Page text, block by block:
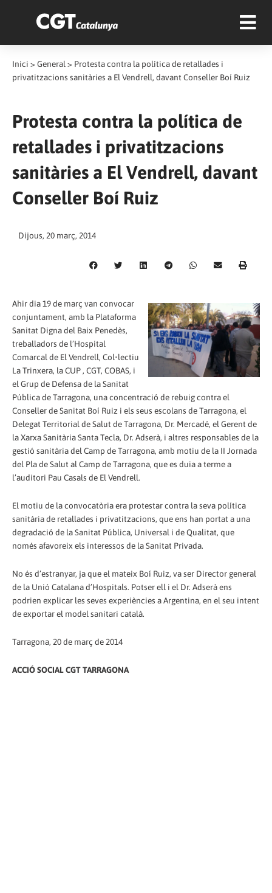
Inici > General > Protesta contra la política de retallades i
privatitzacions sanitàries a El Vendrell, davant Conseller Boí Ruiz
Protesta contra la política de
retallades i privatitzacions
sanitàries a El Vendrell, davant
Conseller Boí Ruiz
Dijous, 20 març, 2014
Ahir dia 19 de març van convocar
conjuntament, amb la Plataforma
Sanitat Digna del Baix Penedès,
treballadors de l’Hospital
Comarcal de El Vendrell, Col•lectiu
La Trinxera, la CUP , CGT, COBAS, i
el Grup de Defensa de la Sanitat
Pública de Tarragona, una concentració de rebuig contra el
Conseller de Sanitat Boí Ruiz i els seus escolans de Tarragona, el
Delegat Territorial de Salut de Tarragona, Dr. Mercadé, el Gerent de
la Xarxa Sanitària Santa Tecla, Dr. Adserà, i altres responsables de la
gestió sanitària del Camp de Tarragona, amb motiu de la II Jornada
del Pla de Salut al Camp de Tarragona, que es duia a terme a
l’auditori Pau Casals de El Vendrell.
El motiu de la convocatòria era protestar contra la seva política
sanitària de retallades i privatitzacions, que ens han portat a una
degradació de la Sanitat Pública, Universal i de Qualitat, que
només afavoreix els interessos de la Sanitat Privada.
No és d’estranyar, ja que el mateix Boí Ruiz, va ser Director general
de la Unió Catalana d’Hospitals. Potser ell i el Dr. Adserà ens
podrien explicar les seves experiències a Argentina, en el seu intent
de exportar el model sanitari català.
Tarragona, 20 de març de 2014
ACCIÓ SOCIAL CGT TARRAGONA